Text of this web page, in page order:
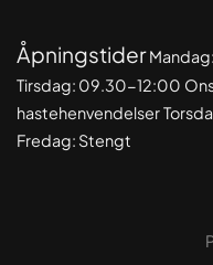
Åpningstider
Tirsdag: 09.30-12:00
hastehenvendelser
Fredag: Stengt